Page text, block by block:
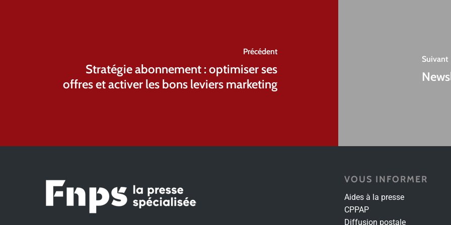
Précédent
Stratégie abonnement : optimiser ses
offres et activer les bons leviers marketing
Suivant
VOUS INFORMER
Aides à la presse
CPPAP
Diffusion postale